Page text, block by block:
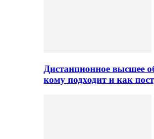
Дистанционное высшее
кому подходит и как